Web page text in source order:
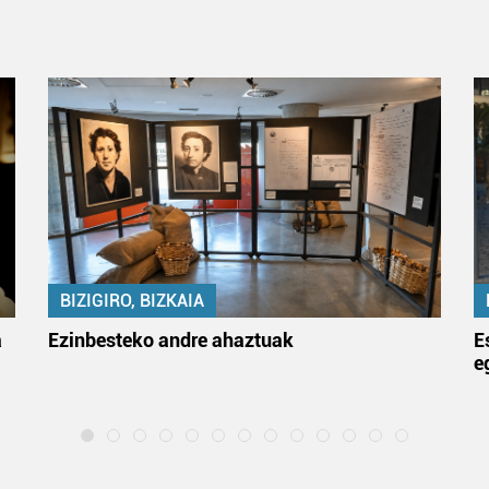
BIZIGIRO, BIZKAIA
Ezinbesteko andre ahaztuak